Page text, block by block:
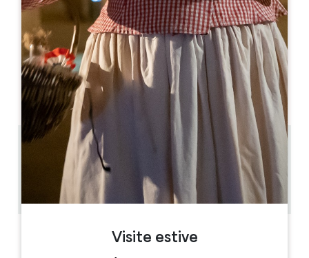
MESE DI APERTURA
G F M A M G L A S O N D
GIORNI DI APERTURA
L M
AM
G
AM
V
AM
PM
S
AM
PM
2.5 km
Copiare il codice GPS
ETICHETTE
Visite estive